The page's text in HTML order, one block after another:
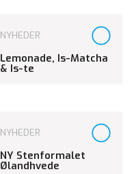
NYHEDER
Lemonade, Is-Matcha
& Is-te
NYHEDER
NY Stenformalet
Ølandhvede